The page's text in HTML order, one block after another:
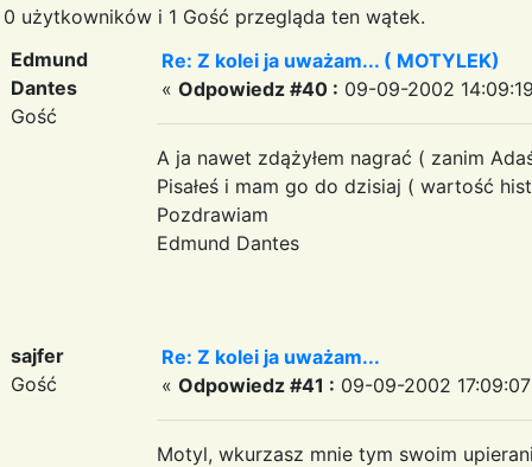
0 użytkowników i 1 Gość przegląda ten wątek.
Edmund
Dantes
Gość
Re: Z kolei ja uważam... ( MOTYLEK)
« Odpowiedz #40 : 09-09-2002
A ja nawet zdążyłem nagrać ( zanim
Pisałeś i mam go do dzisiaj ( wartość
Pozdrawiam
Edmund Dantes
sajfer
Gość
Re: Z kolei ja uważam...
« Odpowiedz #41 : 09-09-2002
Motyl, wkurzasz mnie tym swoim